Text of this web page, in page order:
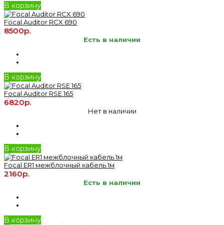
В корзину
Focal Auditor RCX 690
8500р.
Есть в наличии
В корзину
Focal Auditor RSE 165
6820р.
Нет в наличии
В корзину
Focal ER1 межблочный кабель 1м
2160р.
Есть в наличии
В корзину